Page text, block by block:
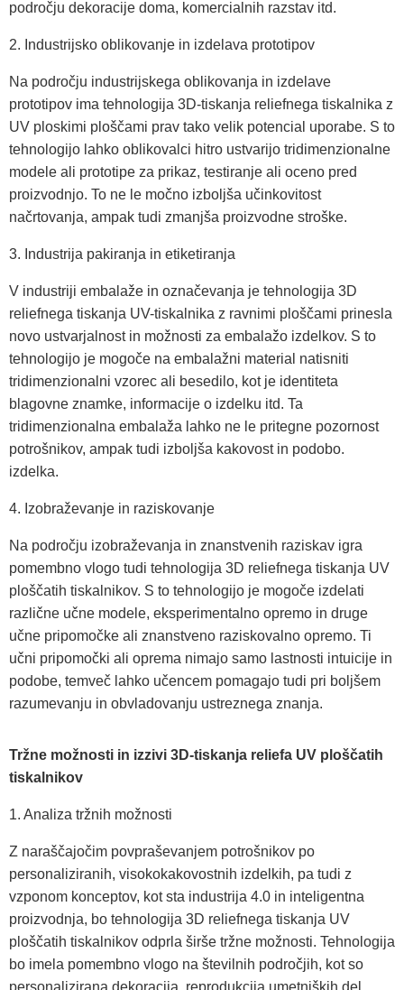
področju dekoracije doma, komercialnih razstav itd.
2. Industrijsko oblikovanje in izdelava prototipov
Na področju industrijskega oblikovanja in izdelave
prototipov ima tehnologija 3D-tiskanja reliefnega tiskalnika z
UV ploskimi ploščami prav tako velik potencial uporabe. S to
tehnologijo lahko oblikovalci hitro ustvarijo tridimenzionalne
modele ali prototipe za prikaz, testiranje ali oceno pred
proizvodnjo. To ne le močno izboljša učinkovitost
načrtovanja, ampak tudi zmanjša proizvodne stroške.
3. Industrija pakiranja in etiketiranja
V industriji embalaže in označevanja je tehnologija 3D
reliefnega tiskanja UV-tiskalnika z ravnimi ploščami prinesla
novo ustvarjalnost in možnosti za embalažo izdelkov. S to
tehnologijo je mogoče na embalažni material natisniti
tridimenzionalni vzorec ali besedilo, kot je identiteta
blagovne znamke, informacije o izdelku itd. Ta
tridimenzionalna embalaža lahko ne le pritegne pozornost
potrošnikov, ampak tudi izboljša kakovost in podobo.
izdelka.
4. Izobraževanje in raziskovanje
Na področju izobraževanja in znanstvenih raziskav igra
pomembno vlogo tudi tehnologija 3D reliefnega tiskanja UV
ploščatih tiskalnikov. S to tehnologijo je mogoče izdelati
različne učne modele, eksperimentalno opremo in druge
učne pripomočke ali znanstveno raziskovalno opremo. Ti
učni pripomočki ali oprema nimajo samo lastnosti intuicije in
podobe, temveč lahko učencem pomagajo tudi pri boljšem
razumevanju in obvladovanju ustreznega znanja.
Tržne možnosti in izzivi 3D-tiskanja reliefa UV ploščatih
tiskalnikov
1. Analiza tržnih možnosti
Z naraščajočim povpraševanjem potrošnikov po
personaliziranih, visokokakovostnih izdelkih, pa tudi z
vzponom konceptov, kot sta industrija 4.0 in inteligentna
proizvodnja, bo tehnologija 3D reliefnega tiskanja UV
ploščatih tiskalnikov odprla širše tržne možnosti. Tehnologija
bo imela pomembno vlogo na številnih področjih, kot so
personalizirana dekoracija, reprodukcija umetniških del,